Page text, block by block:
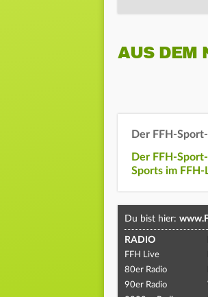
AUS DEM
Der FFH-
Der FFH-
Sports im FFH-
Du bist hier:
RADIO
FFH Live
80er Radio
90er Radio